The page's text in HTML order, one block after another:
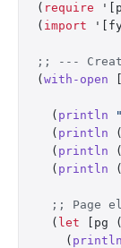
( require
( import
;; ---
( with-open
  (
println
  (
println (
  (
println (
  (
println (
;; Page
  (
let [pg (
    (
println